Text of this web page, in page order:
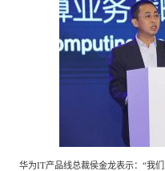
教育与培训
华为IT产品线总裁侯金龙表示：“我